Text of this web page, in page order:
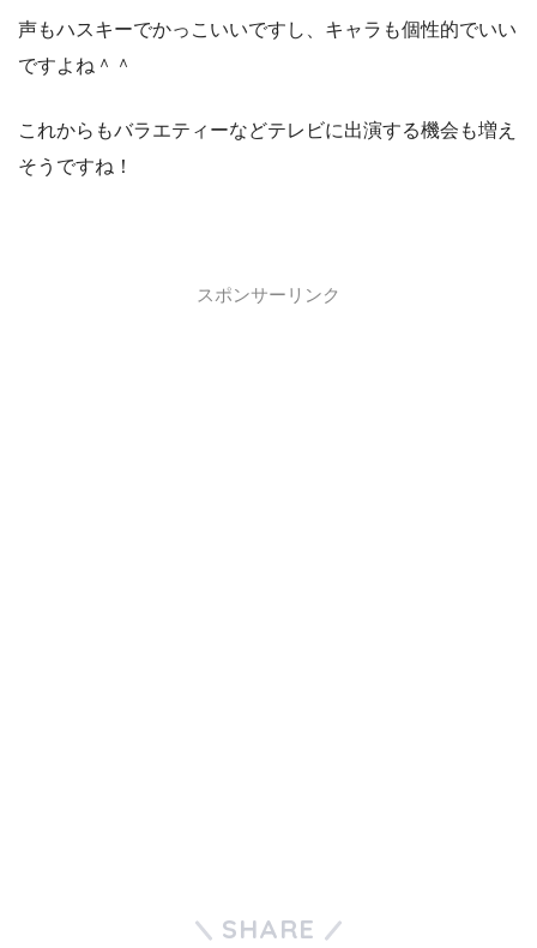
声もハスキーでかっこいいですし、キャラも個性的でいい
ですよね＾＾
これからもバラエティーなどテレビに出演する機会も増え
そうですね！
スポンサーリンク
SHARE